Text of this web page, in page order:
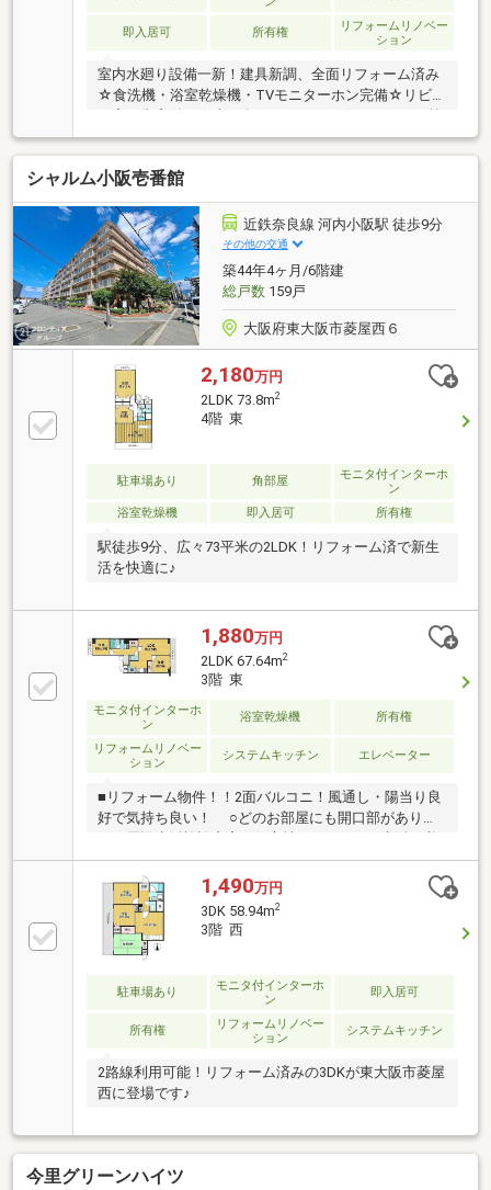
即入居可 所有権
リフォームリノベー
ション
室内水廻り設備一新！建具新調、全面リフォーム済み
☆食洗機・浴室乾燥機・TVモニターホン完備☆リビン
グ窓に内窓付き☆南西向きバルコニー☆マンション前
にコンビ二あり♪周辺に生活施設充実しています♪
シャルム小阪壱番館
近鉄奈良線 河内小阪駅 徒歩9分
その他の交通
築44年4ヶ月/6階建
総戸数159戸
大阪府東大阪市菱屋西６
2,180万円
2LDK 73.8m2
4階 東
駐車場あり 角部屋
モニタ付インターホ
ン
浴室乾燥機
即入居可 所有権
駅徒歩9分、広々73平米の2LDK！リフォーム済で新生
活を快適に♪
1,880万円
2LDK 67.64m2
3階 東
モニタ付インターホ
ン
浴室乾燥機 所有権
リフォームリノベー
ション
システムキッチン エレベーター
■リフォーム物件！！2面バルコニ！風通し・陽当り良
好で気持ち良い！ ○どのお部屋にも開口部がありま
要なものが揃うスーパーが近隣にありとても便利！
1,490万円
3DK 58.94m2
3階 西
駐車場あり
モニタ付インターホ
ン
即入居可
所有権
リフォームリノベー
ション
システムキッチン
2路線利用可能！リフォーム済みの3DKが東大阪市菱屋
西に登場です♪
今里グリーンハイツ